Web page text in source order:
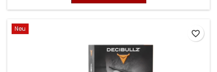
Neu
favorite_border